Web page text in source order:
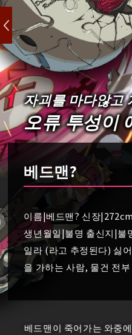
자괴를 마다않고
오류 투성이
베드맨?
이름|베드맨? 신장
생년월일|불명 출신지|불
일라 (라고 추정된다) 싫
을 가하는 사람, 물건 전
베드맨이 죽어가는 와중